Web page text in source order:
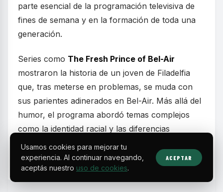
parte esencial de la programación televisiva de
fines de semana y en la formación de toda una
generación.
Series como The Fresh Prince of Bel-Air
mostraron la historia de un joven de Filadelfia
que, tras meterse en problemas, se muda con
sus parientes adinerados en Bel-Air. Más allá del
humor, el programa abordó temas complejos
como la identidad racial y las diferencias
socioeconómicas, equilibrando risas con
momentos emotivos.
Usamos cookies para mejorar tu
experiencia. Al continuar navegando,
aceptás nuestro uso de cookies.
ACEPTAR